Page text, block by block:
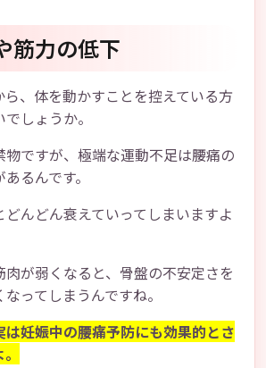
筋力の低下
、体を動かすことを控えている方
しょうか。
物ですが、極端な運動不足は腰痛の
るんです。
んどん衰えていってしまいますよ
が弱くなると、骨盤の不安定さを
ってしまうんですね。
妊娠中の腰痛予防にも効果的とさ